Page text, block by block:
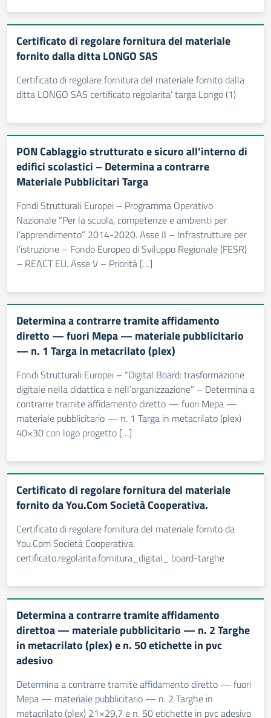
Certificato di regolare fornitura del materiale
fornito dalla ditta LONGO SAS
Certificato di regolare fornitura del materiale fornito dalla
ditta LONGO SAS certificato regolarita’ targa Longo (1)
PON Cablaggio strutturato e sicuro all’interno di
edifici scolastici – Determina a contrarre
Materiale Pubblicitari Targa
Fondi Strutturali Europei – Programma Operativo
Nazionale “Per la scuola, competenze e ambienti per
l’apprendimento” 2014-2020. Asse II – Infrastrutture per
l’istruzione – Fondo Europeo di Sviluppo Regionale (FESR)
– REACT EU. Asse V – Priorità […]
Determina a contrarre tramite affidamento
diretto — fuori Mepa — materiale pubblicitario
— n. 1 Targa in metacrilato (plex)
Fondi Strutturali Europei – “Digital Board: trasformazione
digitale nella didattica e nell’organizzazione” – Determina a
contrarre tramite affidamento diretto — fuori Mepa —
materiale pubblicitario — n. 1 Targa in metacrilato (plex)
40×30 con logo progetto […]
Certificato di regolare fornitura del materiale
fornito da You.Com Società Cooperativa.
Certificato di regolare fornitura del materiale fornito da
You.Com Società Cooperativa.
certificato.regolarita.fornitura_digital_ board-targhe
Determina a contrarre tramite affidamento
direttoa — materiale pubblicitario — n. 2 Targhe
in metacrilato (plex) e n. 50 etichette in pvc
adesivo
Determina a contrarre tramite affidamento diretto — fuori
Mepa — materiale pubblicitario — n. 2 Targhe in
metacrilato (plex) 21×29,7 e n. 50 etichette in pvc adesivo